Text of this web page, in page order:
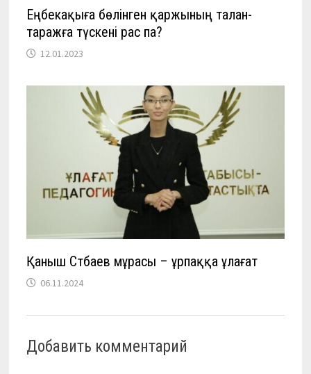
Еңбекақыға бөлінген қаржының талан-
таражға түскені рас па?
12.01.2023
Қаныш Сәтбаев мұрасы – ұрпаққа ұлағат
06.11.2024
Добавить комментарий